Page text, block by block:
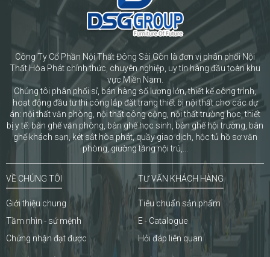
Công Ty Cổ Phần Nội Thất Đông Sài Gòn là đơn vị phân phối Nội
Thất Hòa Phát chính thức, chuyên nghiệp, uy tín hàng đầu toàn khu
vực Miền Nam.
Chúng tôi phân phối sỉ, bán hàng số lượng lớn, thiết kế công trình,
hoạt động đầu tư thi công lắp đặt trang thiết bị nội thất cho các dự
án: nội thất văn phòng, nội thất công cộng, nội thất trường học, thiết
bị y tế: bàn ghế văn phòng, bàn ghế học sinh, bàn ghế hội trường, bàn
ghế khách sạn, két sắt hòa phát, quầy giao dịch, hộc tủ hồ sơ văn
phòng, giường tầng nội trú,...
VỀ CHÚNG TÔI
Giới thiệu chung
Tầm nhìn - sứ mệnh
Chứng nhận đạt được
TƯ VẤN KHÁCH HÀNG
Tiêu chuẩn sản phẩm
E - Catalogue
Hỏi đáp liên quan